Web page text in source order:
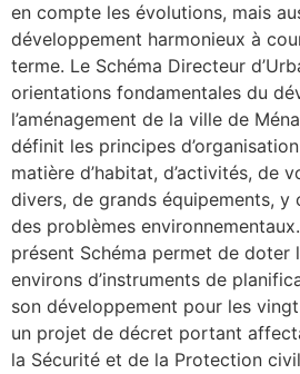
en compte les évolutions, mais
développement harmonieux à
terme. Le Schéma Directeur
orientations fondamentales du
l’aménagement de la ville de
définit les principes
matière d’habitat, d’activités, de
divers, de grands équipements, y
des problèmes
présent Schéma permet de doter
environs d’instruments de
son développement pour les
un projet de décret portant
la Sécurité et de la Protection